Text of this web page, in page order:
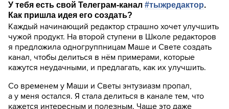
У тебя есть свой Телеграм-канал #тыжредактор.
Как пришла идея его создать?
Каждый начинающий редактор страшно хочет улучшить
чужой продукт. На второй ступени в Школе редакторов
я предложила одногруппницам Маше и Свете создать
канал, чтобы делиться в нём примерами, которые
кажутся неудачными, и предлагать, как их улучшить.
Со временем у Маши и Светы энтузиазм пропал,
а у меня остался. Я стала делиться в канале тем, что
кажется интересным и полезным. Чаще это даже